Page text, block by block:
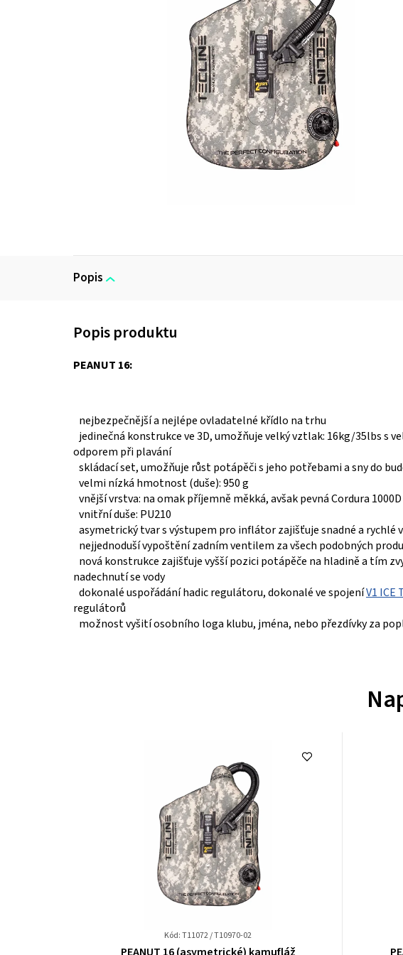
Popis
PEANUT 16:
nejbezpečnější a nejlépe ovladatelné křídlo na trhu
jedinečná konstrukce ve 3D, umožňuje velký vztlak: 16kg/35lbs s
odporem při plavání
skládací set, umožňuje růst potápěči s jeho potřebami a sny do
velmi nízká hmotnost (duše): 950 g
vnější vrstva: na omak příjemně měkká, avšak pevná Cordura 1000D
vnitřní duše: PU210
asymetrický tvar s výstupem pro inflátor zajišťuje snadné a rychlé
nejjednoduší vypoštění zadním ventilem za všech podobných
nová konstrukce zajišťuje vyšší pozici potápěče na hladině a tím
nadechnutí se vody
dokonalé uspořádání hadic regulátoru, dokonalé ve spojeníV1 ICE
regulátorů
možnost vyšití osobního loga klubu, jména, nebo přezdívky za
Kód: T11072 / T10970-02
Průměrné